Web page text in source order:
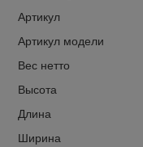
Артикул
Артикул модели
Вес нетто
Высота
Длина
Ширина